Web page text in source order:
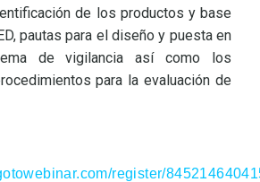
de los productos y base
pautas para el diseño y puesta en
de vigilancia así como los
para la evaluación de
register/